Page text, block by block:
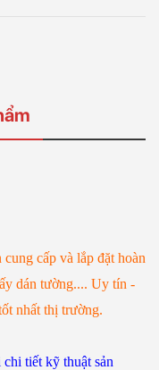
cấp và lắp đặt hoàn
dán tường.... Uy tín -
nhất thị trường.
tiết kỹ thuật sản